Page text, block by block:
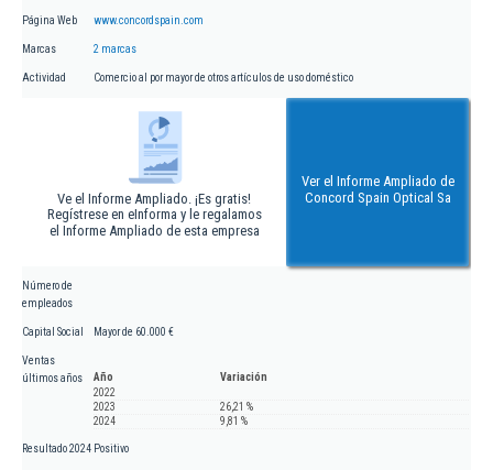
Página Web www.concordspain.com
Marcas 2 marcas
Actividad Comercio al por mayor de otros artículos de uso doméstico
Ve el Informe Ampliado. ¡Es gratis!
Regístrese en eInforma y le regalamos
el Informe Ampliado de esta empresa
Ver el Informe Ampliado de
Concord Spain Optical Sa
Número de
empleados
Capital Social Mayor de 60.000 €
Ventas
últimos años
Año
Variación
2022
2023
26,21 %
2024
9,81 %
Resultado 2024 Positivo